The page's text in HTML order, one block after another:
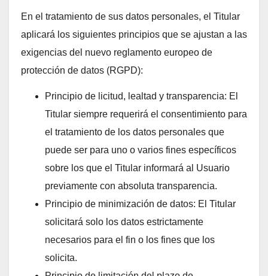
En el tratamiento de sus datos personales, el Titular
aplicará los siguientes principios que se ajustan a las
exigencias del nuevo reglamento europeo de
protección de datos (RGPD):
Principio de licitud, lealtad y transparencia: El
Titular siempre requerirá el consentimiento para
el tratamiento de los datos personales que
puede ser para uno o varios fines específicos
sobre los que el Titular informará al Usuario
previamente con absoluta transparencia.
Principio de minimización de datos: El Titular
solicitará solo los datos estrictamente
necesarios para el fin o los fines que los
solicita.